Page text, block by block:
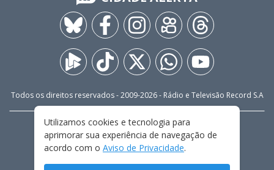
Todos os direitos reservados - 2009-2026- Rádio e Televisão Record S.A
FALE CONOSCO
PRIVACIDADE
TERMOS E CONDIÇÕES DE USO
Utilizamos cookies e tecnologia para
aprimorar sua experiência de navegação de
acordo com o Aviso de Privacidade.